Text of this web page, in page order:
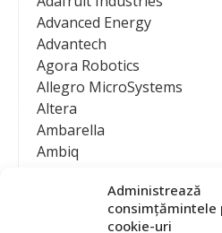
Administrează
consimțămintele
cookie-uri
Advanced Energy
Advantech
Agora Robotics
Allegro MicroSystems
Altera
Ambarella
Ambiq
Analog Devices